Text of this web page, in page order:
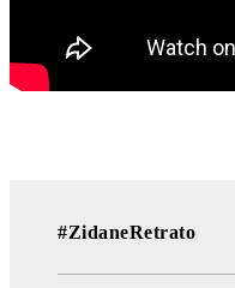
#ZidaneRetrato